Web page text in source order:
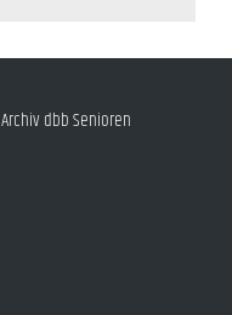
Archiv dbb Senioren